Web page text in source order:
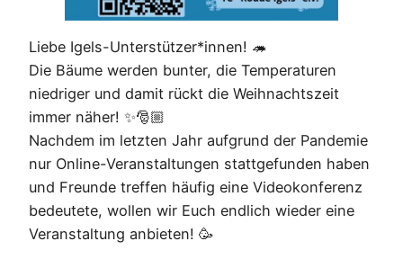
Liebe Igels-Unterstützer*innen! 🦔
Die Bäume werden bunter, die Temperaturen
niedriger und damit rückt die Weihnachtszeit
immer näher! ✨🎅🏼
Nachdem im letzten Jahr aufgrund der Pandemie
nur Online-Veranstaltungen stattgefunden haben
und Freunde treffen häufig eine Videokonferenz
bedeutete, wollen wir Euch endlich wieder eine
Veranstaltung anbieten! 🥳